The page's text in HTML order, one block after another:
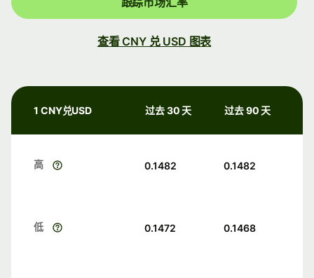
查看 CNY 兑 USD 图表
1 CNY兑USD 过去 30 天 过去 90 天
高 0.1482 0.1482
低 0.1472 0.1468